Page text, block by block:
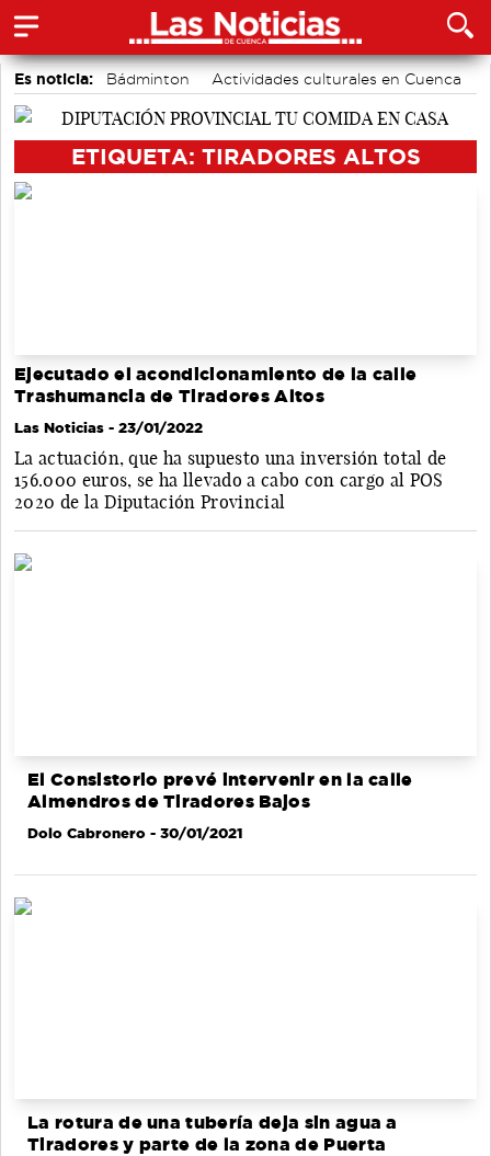
Es noticia: Bádminton
Actividades culturales en Cuenca
Motor
Medio Ambiente
ETIQUETA: TIRADORES ALTOS
Ejecutado el acondicionamiento de la calle
Trashumancia de Tiradores Altos
Las Noticias - 23/01/2022
La actuación, que ha supuesto una inversión total de
156.000 euros, se ha llevado a cabo con cargo al POS
2020 de la Diputación Provincial
El Consistorio prevé intervenir en la calle
Almendros de Tiradores Bajos
Dolo Cabronero - 30/01/2021
La rotura de una tubería deja sin agua a
Tiradores y parte de la zona de Puerta